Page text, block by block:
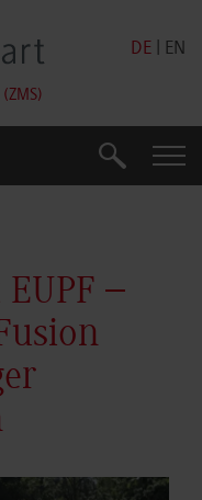
DE
EN
Suche
–